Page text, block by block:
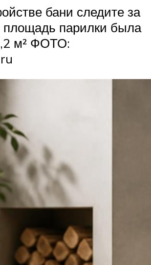
бани следите за
площадь парилки была
м² ФОТО: